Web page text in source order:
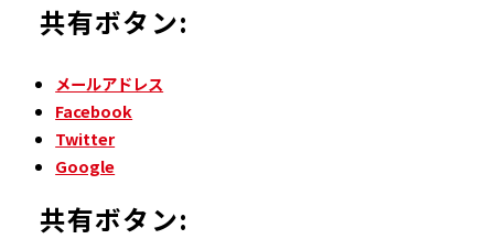
共有ボタン:
メールアドレス
Facebook
Twitter
Google
共有ボタン: